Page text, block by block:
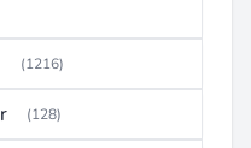
(1216)
(128)